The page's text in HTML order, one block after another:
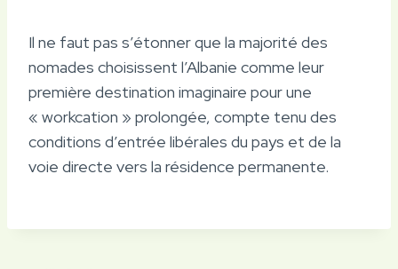
Il ne faut pas s’étonner que la majorité des
nomades choisissent l’Albanie comme leur
première destination imaginaire pour une
« workcation » prolongée, compte tenu des
conditions d’entrée libérales du pays et de la
voie directe vers la résidence permanente.